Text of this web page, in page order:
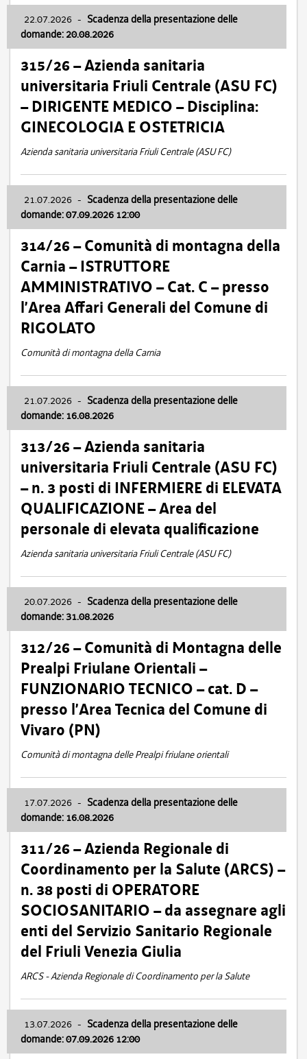
22.07.2026 - Scadenza della presentazione delle
domande: 20.08.2026
315/26 – Azienda sanitaria
universitaria Friuli Centrale (ASU FC)
– DIRIGENTE MEDICO – Disciplina:
GINECOLOGIA E OSTETRICIA
Azienda sanitaria universitaria Friuli Centrale (ASU FC)
21.07.2026 - Scadenza della presentazione delle
domande: 07.09.2026 12:00
314/26 – Comunità di montagna della
Carnia – ISTRUTTORE
AMMINISTRATIVO – Cat. C – presso
l’Area Affari Generali del Comune di
RIGOLATO
Comunità di montagna della Carnia
21.07.2026 - Scadenza della presentazione delle
domande: 16.08.2026
313/26 – Azienda sanitaria
universitaria Friuli Centrale (ASU FC)
– n. 3 posti di INFERMIERE di ELEVATA
QUALIFICAZIONE – Area del
personale di elevata qualificazione
Azienda sanitaria universitaria Friuli Centrale (ASU FC)
20.07.2026 - Scadenza della presentazione delle
domande: 31.08.2026
312/26 – Comunità di Montagna delle
Prealpi Friulane Orientali –
FUNZIONARIO TECNICO – cat. D –
presso l’Area Tecnica del Comune di
Vivaro (PN)
Comunità di montagna delle Prealpi friulane orientali
17.07.2026 - Scadenza della presentazione delle
domande: 16.08.2026
311/26 – Azienda Regionale di
Coordinamento per la Salute (ARCS) –
n. 38 posti di OPERATORE
SOCIOSANITARIO – da assegnare agli
enti del Servizio Sanitario Regionale
del Friuli Venezia Giulia
ARCS - Azienda Regionale di Coordinamento per la Salute
13.07.2026 - Scadenza della presentazione delle
domande: 07.09.2026 12:00